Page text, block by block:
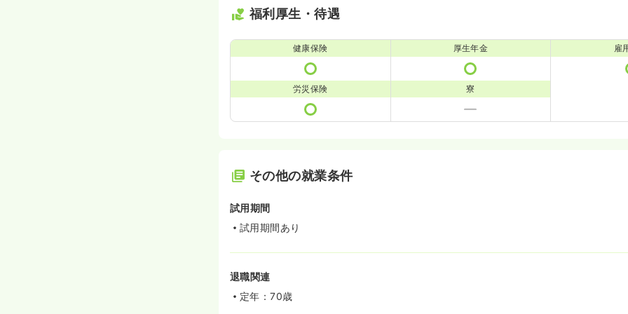
福利厚生・待遇
健康保険 厚生年金 雇
労災保険 寮
その他の就業条件
試用期間
試用期間あり
退職関連
定年：70歳